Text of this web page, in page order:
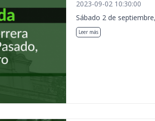
2023-09-02 10:30:00
Sábado 2 de
Leer más